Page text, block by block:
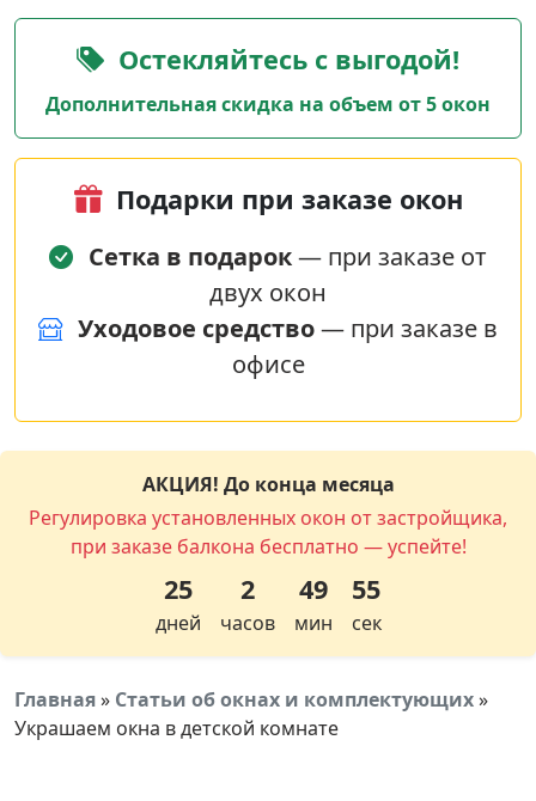
Остекляйтесь с выгодой!
Дополнительная скидка на объем от 5 окон
Подарки при заказе окон
Сетка в подарок— при заказе от
двух окон
Уходовое средство— при заказе в
офисе
АКЦИЯ! До конца месяца
Регулировка установленных окон от застройщика,
при заказе балкона бесплатно — успейте!
25
дней
2
часов
49
мин
55
сек
Главная» Статьи об окнах и комплектующих»
Украшаем окна в детской комнате